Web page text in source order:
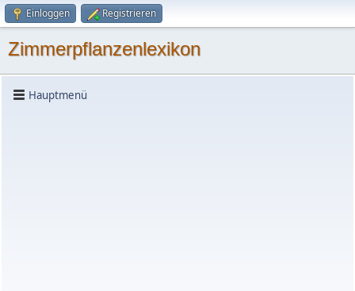
Einloggen Registrieren
Zimmerpflanzenlexikon
Hauptmenü